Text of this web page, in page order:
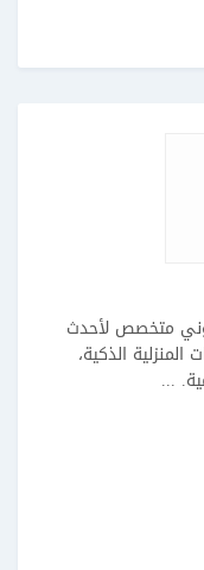
متخصص لأحدث
المنزلية الذكية،
...